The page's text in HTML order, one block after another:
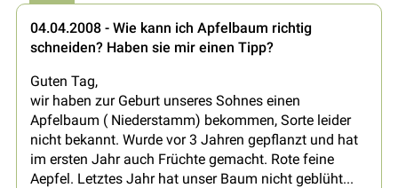
04.04.2008 - Wie kann ich Apfelbaum richtig
schneiden? Haben sie mir einen Tipp?
Guten Tag,
wir haben zur Geburt unseres Sohnes einen
Apfelbaum ( Niederstamm) bekommen, Sorte leider
nicht bekannt. Wurde vor 3 Jahren gepflanzt und hat
im ersten Jahr auch Früchte gemacht. Rote feine
Aepfel. Letztes Jahr hat unser Baum nicht geblüht...